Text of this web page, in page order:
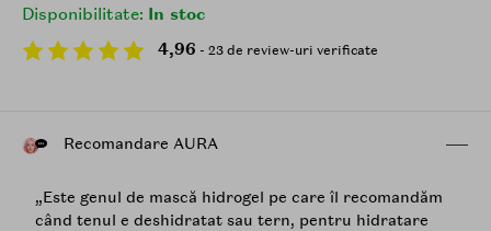
Disponibilitate: In stoc
4,96 - 23 de review-uri verificate
Recomandare AURA
„Este genul de mască hidrogel pe care îl recomandăm
când tenul e deshidratat sau tern, pentru hidratare